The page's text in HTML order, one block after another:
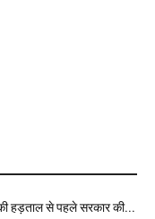
की हड़ताल से पहले सरकार की...